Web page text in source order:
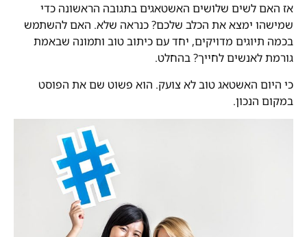
אז האם לשים שלושים האשטאגים בתגובה הראשונה כדי
שמישהו ימצא את הכלב שלכם? כנראה שלא. האם להשתמש
בכמה תיוגים מדויקים, יחד עם כיתוב טוב ותמונה שבאמת
גורמת לאנשים לחייך? בהחלט.
כי היום האשטאג טוב לא צועק. הוא פשוט שם את הפוסט
במקום הנכון.